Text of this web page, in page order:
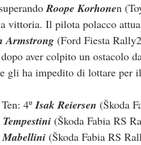
Roope Korhonen
vittoria. Il pilota polacco
Armstrong (Ford Fiesta
aver colpito un ostacolo
gli ha impedito di lottare per
4º Isak Reiersen (Škoda
(Škoda Fabia RS
Mabellini (Škoda Fabia RS